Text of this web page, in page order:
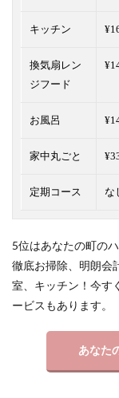
キッチン
換気扇レン
ジフード
お風呂
家中丸ごと
定期コース な
5位はあなたの町の
徹底お掃除、明朗会
室、キッチン！今す
ービスもあります。
あなた